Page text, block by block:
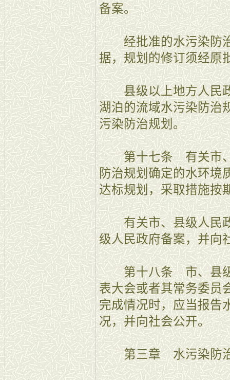
备案。
经批准的水污染防治
据，规划的修订须经原
县级以上地方人民政
湖泊的流域水污染防治
污染防治规划。
第十七条 有关市、
防治规划确定的水环境
达标规划，采取措施按
有关市、县级人民政
级人民政府备案，并向
第十八条 市、县级
表大会或者其常务委员
完成情况时，应当报告
况，并向社会公开。
第三章 水污染防治